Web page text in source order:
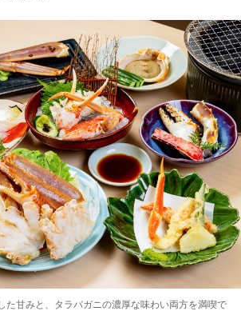
た甘みと、タラバガニの濃厚な味わい両方を満喫で